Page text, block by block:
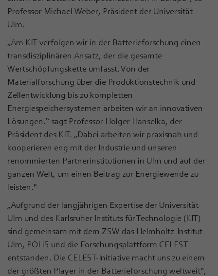
Professor Michael Weber, Präsident der Universität
Ulm.
„Am KIT verfolgen wir in der Batterieforschung einen
transdisziplinären Ansatz, der die gesamte
Wertschöpfungskette umfasst. Von der
Materialforschung über die Produktionstechnik und
Zellentwicklung bis zu kompletten
Energiespeichersystemen arbeiten wir an innovativen
Lösungen.“ sagt Professor Holger Hanselka, der
Präsident des KIT. „Dabei arbeiten wir praxisnah und
kooperieren eng mit der Industrie und unseren
renommierten Partnerinstitutionen in Ulm und auf der
ganzen Welt, um einen Beitrag zur Energiewende zu
leisten."
„Aufgrund der langjährigen Expertise der Universität
Ulm und des Karlsruher Instituts für Technologie (KIT)
sind gemeinsam mit dem ZSW das Helmholtz-Institut
Ulm, POLiS und die Forschungsplattform CELEST
entstanden. Die CELEST-Initiative macht uns zu einem
der größten Player in der Batterieforschung weltweit“,